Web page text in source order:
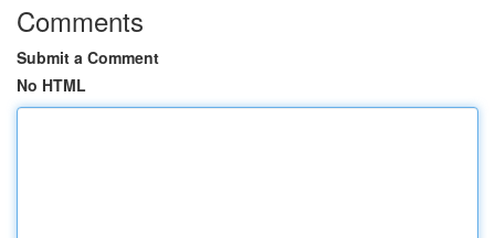
Comments
Submit a Comment
No HTML